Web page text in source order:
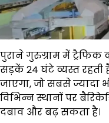
पुराने गुरुग्राम में
सड़कें 24 घंटे व्यस्त रहती
जाएगा, जो सबसे ज्यादा
विभिन्न स्थानों पर
दबाव और बढ़ सकता है।